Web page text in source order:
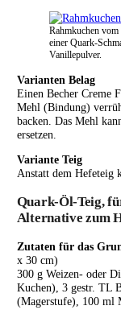
Rahmkuchen
einer Quark-
Vanillepulver.
Varianten Belag
Einen Becher Creme
Mehl (Bindung)
backen. Das Mehl
ersetzen.
Variante Teig
Anstatt dem Hefeteig
Quark-Öl-Teig,
Alternative zum
Zutaten für das
x 30 cm)
300 g Weizen- oder
Kuchen), 3 gestr. TL
(Magerstufe), 100 ml